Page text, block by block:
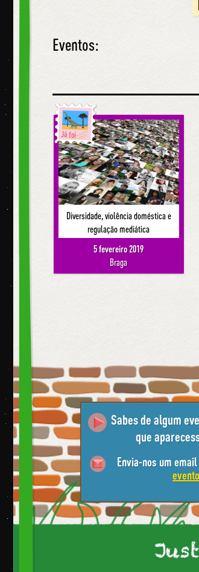
Eventos:
Já foi
Diversidade, violência doméstica e
regulação mediática
5 fevereiro 2019
Braga
Sabes de algum
que
Envia-nos um